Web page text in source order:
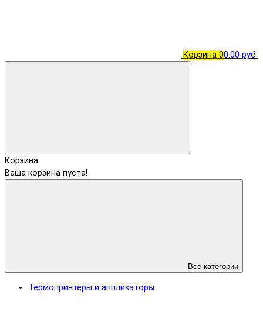
Корзина 00.00 руб.
Корзина
Ваша корзина пуста!
Все категории
Термопринтеры и аппликаторы